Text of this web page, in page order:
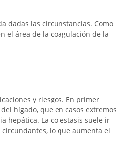
dadas las circunstancias. Como
el área de la coagulación de la
y riesgos. En primer
hígado, que en casos extremos
hepática. La colestasis suele ir
lo que aumenta el